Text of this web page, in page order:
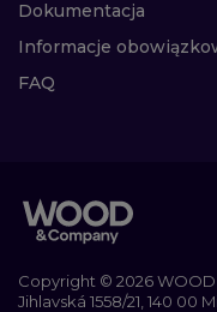
Dokumentacja
Informacje
FAQ
Copyright © 2026 WOOD
Jihlavská 1558/21, 140 00